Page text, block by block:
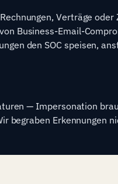
Verträge
Business-Email-
den SOC speisen,
— Impersonation
begraben Erkennungen